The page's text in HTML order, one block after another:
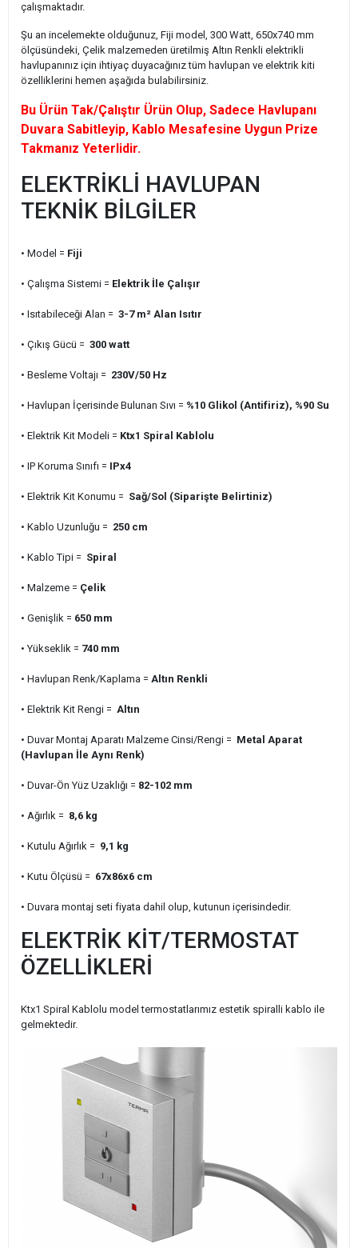
çalışmaktadır.
Şu an incelemekte olduğunuz, Fiji model, 300 Watt, 650x740 mm
ölçüsündeki, Çelik malzemeden üretilmiş Altın Renkli elektrikli
havlupanınız için ihtiyaç duyacağınız tüm havlupan ve elektrik kiti
özelliklerini hemen aşağıda bulabilirsiniz.
Bu Ürün Tak/Çalıştır Ürün Olup, Sadece Havlupanı
Duvara Sabitleyip, Kablo Mesafesine Uygun Prize
Takmanız Yeterlidir.
ELEKTRİKLİ HAVLUPAN
TEKNİK BİLGİLER
• Model = Fiji
• Çalışma Sistemi = Elektrik İle Çalışır
• Isıtabileceği Alan = 3-7 m² Alan Isıtır
• Çıkış Gücü = 300 watt
• Besleme Voltajı = 230V/50 Hz
• Havlupan İçerisinde Bulunan Sıvı = %10 Glikol (Antifiriz), %90 Su
• Elektrik Kit Modeli = Ktx1 Spiral Kablolu
• IP Koruma Sınıfı = IPx4
• Elektrik Kit Konumu = Sağ/Sol (Siparişte Belirtiniz)
• Kablo Uzunluğu = 250 cm
• Kablo Tipi = Spiral
• Malzeme = Çelik
• Genişlik = 650 mm
• Yükseklik = 740 mm
• Havlupan Renk/Kaplama = Altın Renkli
• Elektrik Kit Rengi = Altın
• Duvar Montaj Aparatı Malzeme Cinsi/Rengi = Metal Aparat
(Havlupan İle Aynı Renk)
• Duvar-Ön Yüz Uzaklığı = 82-102 mm
• Ağırlık = 8,6 kg
• Kutulu Ağırlık = 9,1 kg
• Kutu Ölçüsü = 67x86x6 cm
• Duvara montaj seti fiyata dahil olup, kutunun içerisindedir.
ELEKTRİK KİT/TERMOSTAT
ÖZELLİKLERİ
Ktx1 Spiral Kablolu model termostatlarımız estetik spiralli kablo ile
gelmektedir.